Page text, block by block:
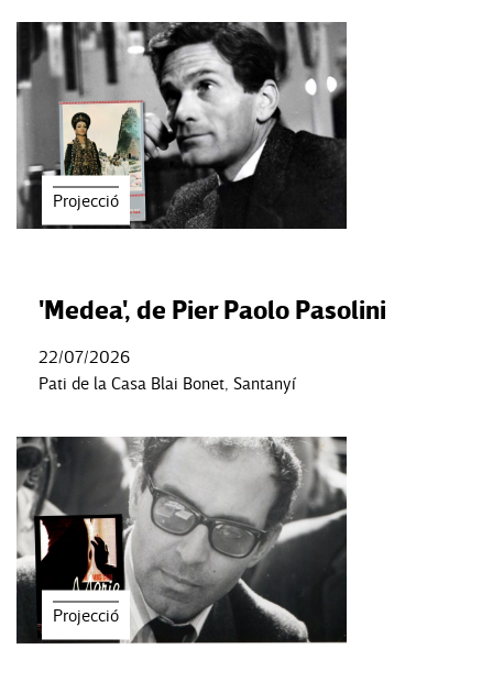
Projecció
'Medea', de Pier Paolo Pasolini
22/07/2026
Pati de la Casa Blai Bonet, Santanyí
Projecció